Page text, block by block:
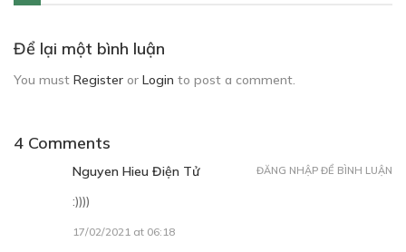
Để lại một bình luận
You must Register or Login to post a comment.
4 Comments
Nguyen Hieu Điện Tử
:))))
17/02/2021 at 06:18
ĐĂNG NHẬP ĐỂ BÌNH LUẬN